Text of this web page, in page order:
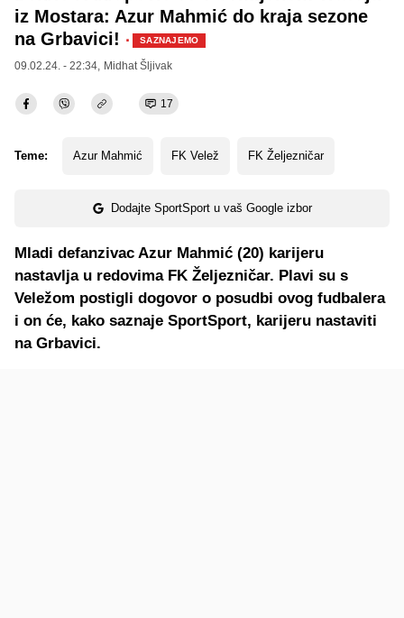
iz Mostara: Azur Mahmić do kraja sezone
na Grbavici! · SAZNAJEMO
09.02.24. - 22:34, Midhat Šljivak
17
Teme: Azur Mahmić FK Velež FK Željezničar
Dodajte SportSport u vaš Google izbor
Mladi defanzivac Azur Mahmić (20) karijeru
nastavlja u redovima FK Željezničar. Plavi su s
Veležom postigli dogovor o posudbi ovog fudbalera
i on će, kako saznaje SportSport, karijeru nastaviti
na Grbavici.